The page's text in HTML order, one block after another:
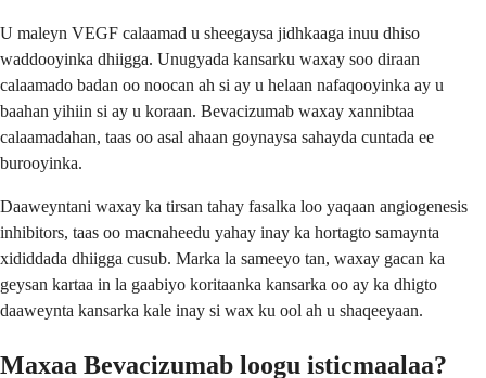
U maleyn VEGF calaamad u sheegaysa jidhkaaga inuu dhiso
waddooyinka dhiigga. Unugyada kansarku waxay soo diraan
calaamado badan oo noocan ah si ay u helaan nafaqooyinka ay u
baahan yihiin si ay u koraan. Bevacizumab waxay xannibtaa
calaamadahan, taas oo asal ahaan goynaysa sahayda cuntada ee
burooyinka.
Daaweyntani waxay ka tirsan tahay fasalka loo yaqaan angiogenesis
inhibitors, taas oo macnaheedu yahay inay ka hortagto samaynta
xididdada dhiigga cusub. Marka la sameeyo tan, waxay gacan ka
geysan kartaa in la gaabiyo koritaanka kansarka oo ay ka dhigto
daaweynta kansarka kale inay si wax ku ool ah u shaqeeyaan.
Maxaa Bevacizumab loogu isticmaalaa?